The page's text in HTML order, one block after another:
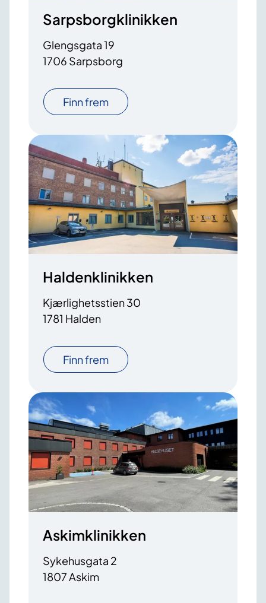
Sarpsborgklinikken
Glengsgata 19
1706 Sarpsborg
Finn frem
Haldenklinikken
Kjærlighetsstien 30
1781 Halden
Finn frem
Askimklinikken
Sykehusgata 2
1807 Askim